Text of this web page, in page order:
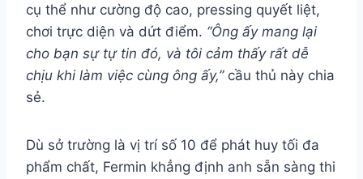
cụ thể như cường độ cao, pressing quyết liệt,
chơi trực diện và dứt điểm. “Ông ấy mang lại
cho bạn sự tự tin đó, và tôi cảm thấy rất dễ
chịu khi làm việc cùng ông ấy,” cầu thủ này chia
sẻ.
Dù sở trường là vị trí số 10 để phát huy tối đa
phẩm chất, Fermin khẳng định anh sẵn sàng thi